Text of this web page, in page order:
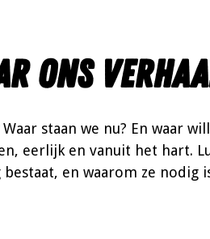
ons
staan we nu? En waar
eerlijk en vanuit het hart.
en waarom ze nodig